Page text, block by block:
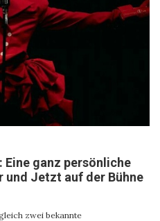
Eine ganz persönliche
und Jetzt auf der Bühne
zwei bekannte